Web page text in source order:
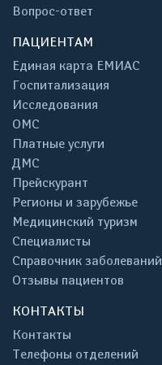
Вопрос-ответ
ПАЦИЕНТАМ
Единая карта ЕМИАС
Госпитализация
Исследования
ОМС
Платные услуги
ДМС
Прейскурант
Регионы и зарубежье
Медицинский туризм
Специалисты
Справочник заболеваний
Отзывы пациентов
КОНТАКТЫ
Контакты
Телефоны отделений